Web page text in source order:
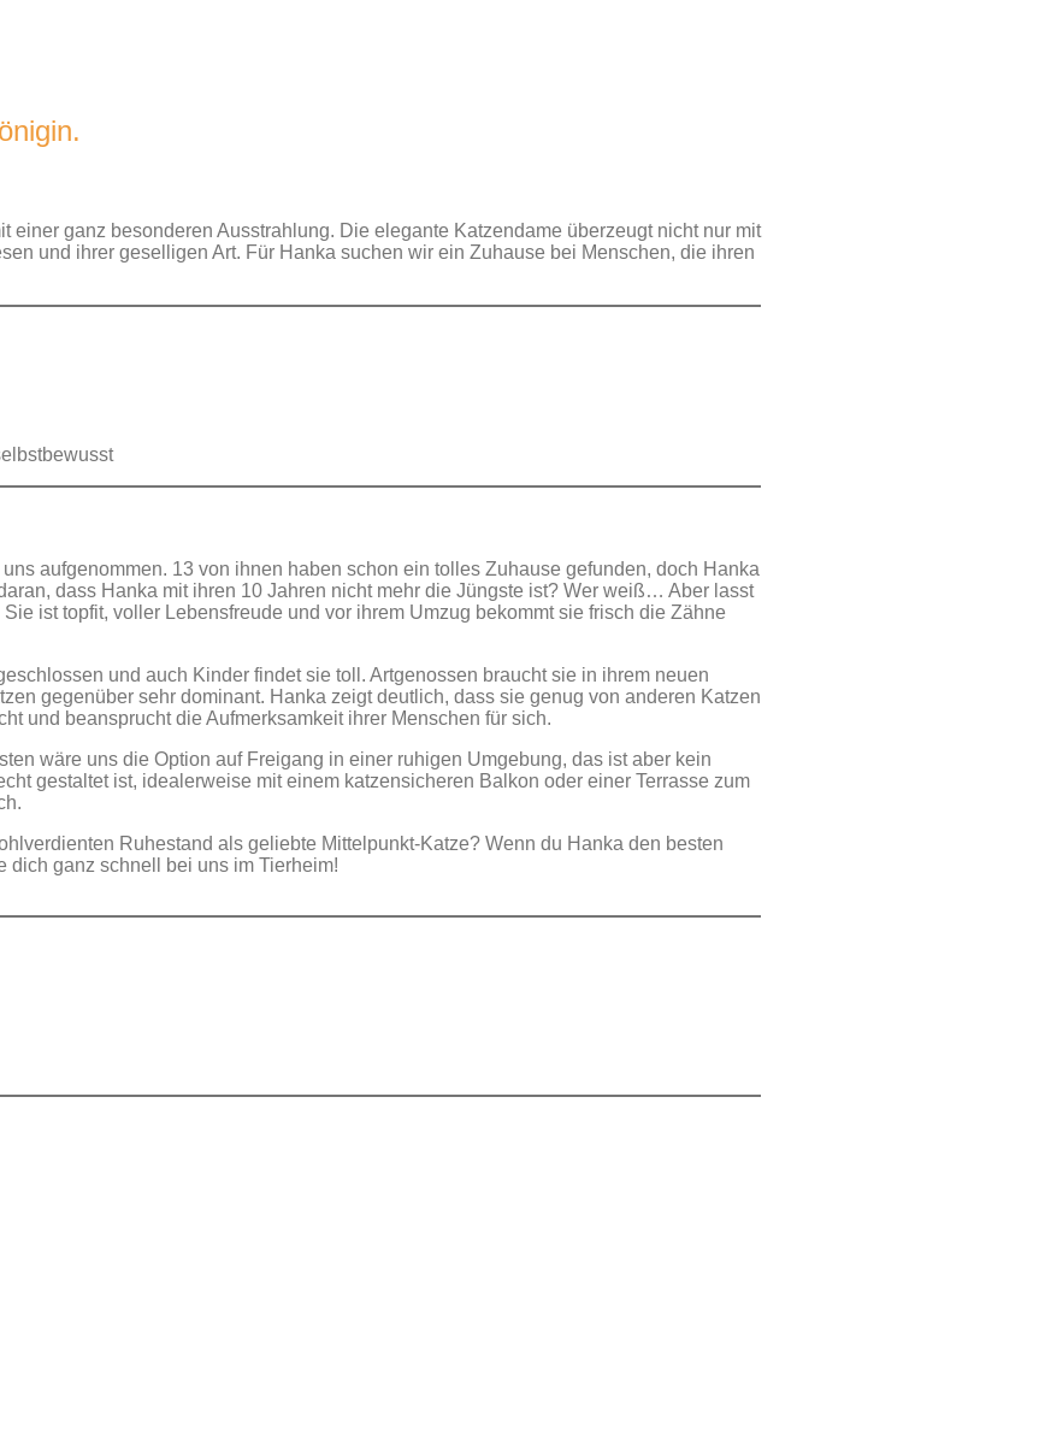
ganz besonderen Ausstrahlung. Die elegante Katzendame überzeugt nicht nur mit
und ihrer geselligen Art. Für Hanka suchen wir ein Zuhause bei Menschen, die ihren
aufgenommen. 13 von ihnen haben schon ein tolles Zuhause gefunden, doch Hanka
dass Hanka mit ihren 10 Jahren nicht mehr die Jüngste ist? Wer weiß… Aber lasst
ist topfit, voller Lebensfreude und vor ihrem Umzug bekommt sie frisch die Zähne
und auch Kinder findet sie toll. Artgenossen braucht sie in ihrem neuen
gegenüber sehr dominant. Hanka zeigt deutlich, dass sie genug von anderen Katzen
und beansprucht die Aufmerksamkeit ihrer Menschen für sich.
wäre uns die Option auf Freigang in einer ruhigen Umgebung, das ist aber kein
gestaltet ist, idealerweise mit einem katzensicheren Balkon oder einer Terrasse zum
Ruhestand als geliebte Mittelpunkt-Katze? Wenn du Hanka den besten
dich ganz schnell bei uns im Tierheim!